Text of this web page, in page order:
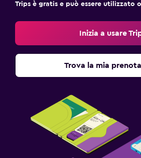
Trips è gratis e può essere utilizzato
Inizia a usare
Trova la mia